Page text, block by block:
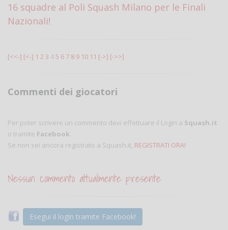
16 squadre al Poli Squash Milano per le Finali
Nazionali!
[<<-] [<-] 1 2 3 45 6 7 8 9 10 11 [->] [->>]
Commenti dei giocatori
Per poter scrivere un commento devi effettuare il Login a Squash.it
o tramite Facebook.
Se non sei ancora registrato a Squash.it, REGISTRATI ORA!
Nessun commento attualmente presente
Esegui il login tramite Facebook!